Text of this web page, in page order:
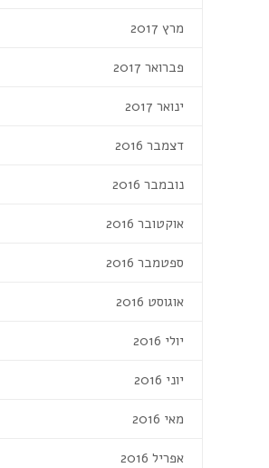
מרץ 2017
פברואר 2017
ינואר 2017
דצמבר 2016
נובמבר 2016
אוקטובר 2016
ספטמבר 2016
אוגוסט 2016
יולי 2016
יוני 2016
מאי 2016
אפריל 2016